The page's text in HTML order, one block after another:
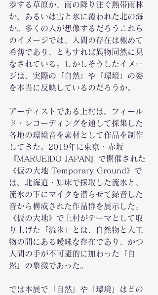
歩する草原か、雨の降り注ぐ熱帯雨林
か、あるいは雪と氷に覆われた北の海
か。多くの人が想像するだろうこれら
のイメージでは、人間の存在は極めて
希薄であり、ともすれば異物同然に見
なされている。しかしそうしたイメー
ジは、実際の「自然」や「環境」の姿
を本当に反映しているのだろうか。
アーティストである上村は、フィール
ド・レコーディングを通して採集した
各地の環境音を素材として作品を制作
してきた。2019年に東京・赤坂
『MARUEIDO JAPAN』で開催された
《仮の大地 Temporary Ground》で
は、北海道・知床で採取した流氷と、
流氷の下にマイクを潜らせて録音した
音から構成された作品群を展示した。
《仮の大地》で上村がテーマとして取
り上げた「流氷」とは、自然物と人工
物の間にある曖昧な存在であり、かつ
人間の手が不可避的に加わった「自
然」の象徴であった。
では本展で「自然」や「環境」はどの